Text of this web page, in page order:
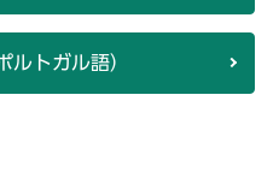
トガル語）